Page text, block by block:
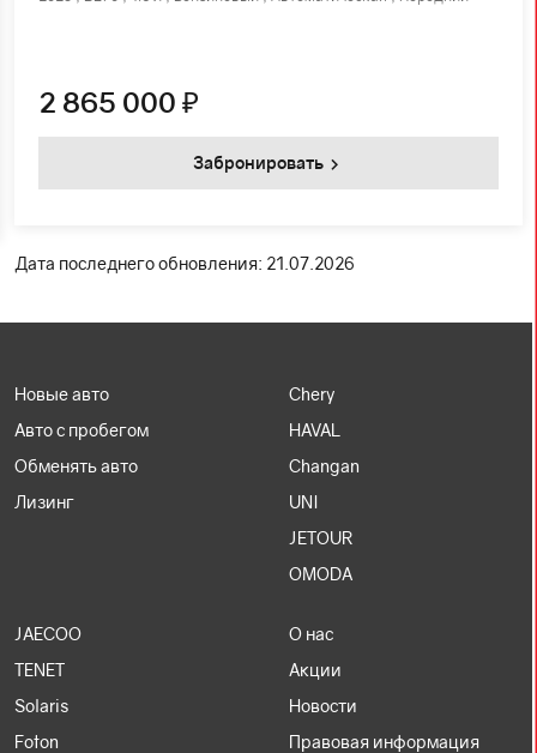
2 865 000 ₽
Забронировать
Дата последнего обновления: 21.07.2026
Новые авто
Авто с пробегом
Обменять авто
Лизинг
Chery
HAVAL
Changan
UNI
JETOUR
OMODA
JAECOO
TENET
Solaris
Foton
О нас
Акции
Новости
Правовая информация